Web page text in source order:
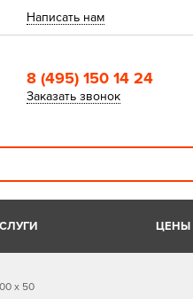
Написать нам
8 (495) 150 14 24
Заказать звонок
ЦЕНЫ
х 50